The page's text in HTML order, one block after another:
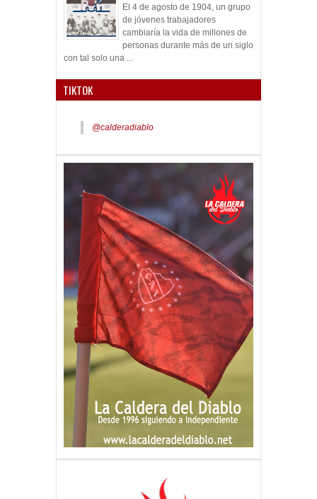
El 4 de agosto de 1904, un grupo
de jóvenes trabajadores
cambiaría la vida de millones de
personas durante más de un siglo
con tal solo una ...
TIKTOK
@calderadiablo